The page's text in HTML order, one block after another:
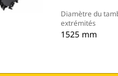
Diamètre du
extrémités
1525 mm